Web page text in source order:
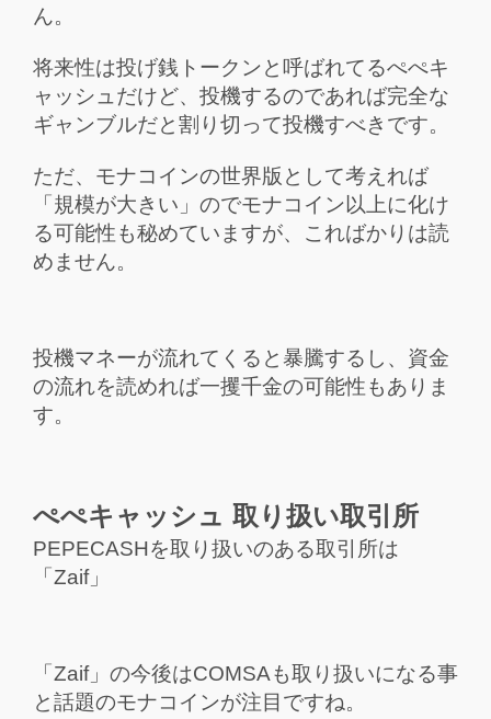
ん。
将来性は投げ銭トークンと呼ばれてるぺぺキ
ャッシュだけど、投機するのであれば完全な
ギャンブルだと割り切って投機すべきです。
ただ、モナコインの世界版として考えれば
「規模が大きい」のでモナコイン以上に化け
る可能性も秘めていますが、こればかりは読
めません。
投機マネーが流れてくると暴騰するし、資金
の流れを読めれば一攫千金の可能性もありま
す。
ぺぺキャッシュ 取り扱い取引所
PEPECASHを取り扱いのある取引所は
「Zaif」
「Zaif」の今後はCOMSAも取り扱いになる事
と話題のモナコインが注目ですね。